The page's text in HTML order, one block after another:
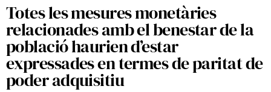
Totes les mesures monetàries
relacionades amb el benestar de la
població haurien d’estar
expressades en termes de paritat de
poder adquisitiu